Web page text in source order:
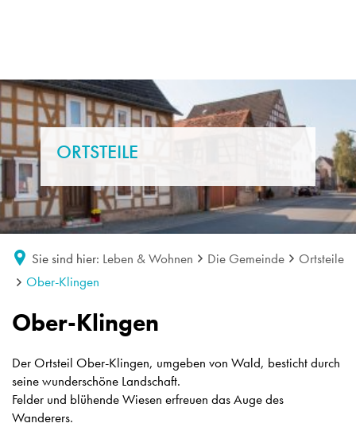
ORTSTEILE
Sie sind hier: Leben & Wohnen Die Gemeinde
Ortsteile
Ober-Klingen
Ober-
Klingen
Ober-Klingen
Der Ortsteil Ober-Klingen, umgeben von Wald, besticht durch
seine wunderschöne Landschaft.
Felder und blühende Wiesen erfreuen das Auge des
Wanderers.